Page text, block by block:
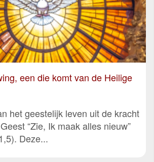
een die komt van de Heilige
het geestelijk leven uit de kracht
“Zie, Ik maak alles nieuw”
Deze...